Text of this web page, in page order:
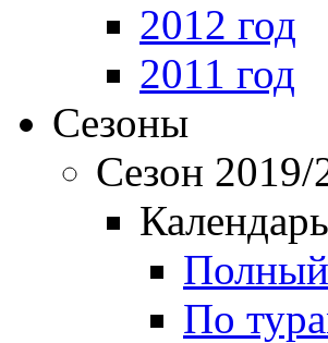
2012 год
2011 год
Сезоны
Сезон 2019/
Полный
По